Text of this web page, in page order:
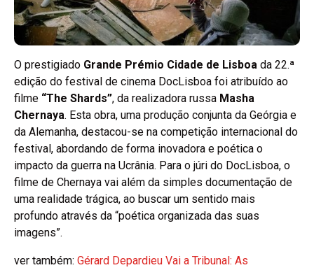
O prestigiado Grande Prémio Cidade de Lisboa da 22.ª
edição do festival de cinema DocLisboa foi atribuído ao
filme “The Shards”, da realizadora russa Masha
Chernaya. Esta obra, uma produção conjunta da Geórgia e
da Alemanha, destacou-se na competição internacional do
festival, abordando de forma inovadora e poética o
impacto da guerra na Ucrânia. Para o júri do DocLisboa, o
filme de Chernaya vai além da simples documentação de
uma realidade trágica, ao buscar um sentido mais
profundo através da “poética organizada das suas
imagens”.
ver também: Gérard Depardieu Vai a Tribunal: As